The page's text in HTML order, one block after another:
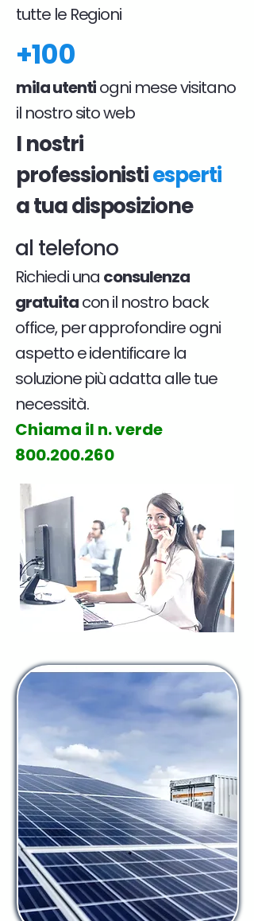
tutte le Regioni
+100
mila utentiogni mese visitano
il nostro sito web
I nostri
professionistiesperti
a tua disposizione
al telefono
Richiedi una consulenza
gratuitacon il nostro back
office, per approfondire ogni
aspetto e identificare la
soluzione più adatta alle tue
necessità.
Chiama il n. verde
800.200.260